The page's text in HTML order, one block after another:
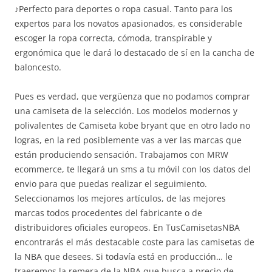
♪Perfecto para deportes o ropa casual. Tanto para los
expertos para los novatos apasionados, es considerable
escoger la ropa correcta, cómoda, transpirable y
ergonómica que le dará lo destacado de sí en la cancha de
baloncesto.
Pues es verdad, que vergüenza que no podamos comprar
una camiseta de la selección. Los modelos modernos y
polivalentes de Camiseta kobe bryant que en otro lado no
logras, en la red posiblemente vas a ver las marcas que
están produciendo sensación. Trabajamos con MRW
ecommerce, te llegará un sms a tu móvil con los datos del
envio para que puedas realizar el seguimiento.
Seleccionamos los mejores artículos, de las mejores
marcas todos procedentes del fabricante o de
distribuidores oficiales europeos. En TusCamisetasNBA
encontrarás el más destacable coste para las camisetas de
la NBA que desees. Si todavía está en producción… le